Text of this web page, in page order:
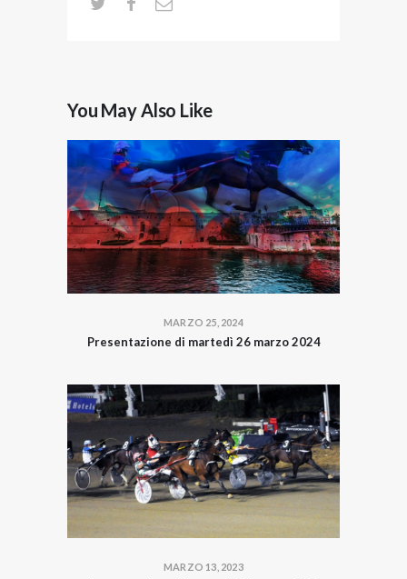
You May Also Like
MARZO 25, 2024
Presentazione di martedì 26 marzo 2024
MARZO 13, 2023